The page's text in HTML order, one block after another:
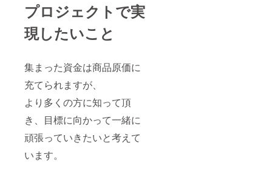
プロジェクトで実
現したいこと
集まった資金は商品原価に
充てられますが、
より多くの方に知って頂
き、目標に向かって一緒に
頑張っていきたいと考えて
います。